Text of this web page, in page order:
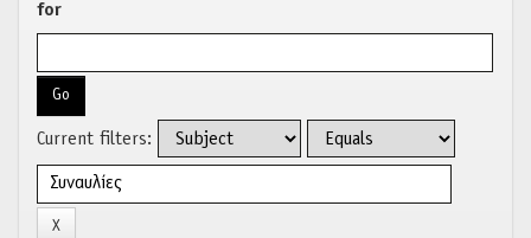
for
Current filters: